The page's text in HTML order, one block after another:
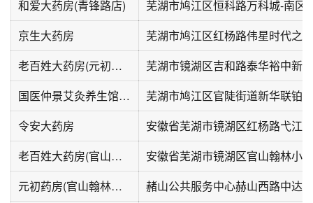
和爱大药房(青锋路店)
芜湖市鸠江区恒科路万科城-南区
京生大药房
芜湖市鸠江区红杨路伟星时代之光
老百姓大药房(元初狮子山路分店)
芜湖市镜湖区吉和路泰华裕中新村
国医仲景艾灸养生馆(新华联铂悦府店)
令安大药房
安徽省芜湖市镜湖区红杨路弋江
老百姓大药房(官山翰林分店)
元初药房(官山翰林分店)